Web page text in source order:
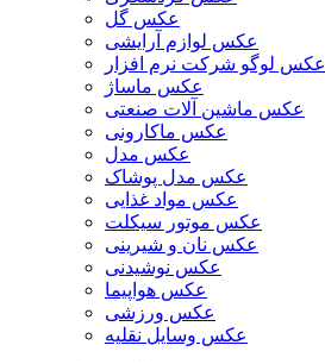
عکس گل
عکس لوازم آرایشی
عکس لوگو شرکت نرم افزار
عکس ماساژ
عکس ماشین آلات صنعتی
عکس ماکارونی
عکس مدل
عکس مدل پوشاک
عکس مواد غذایی
عکس موتور سیکلت
عکس نان و شیرینی
عکس نوشیدنی
عکس هواپیما
عکس ورزشی
عکس وسایل نقلیه